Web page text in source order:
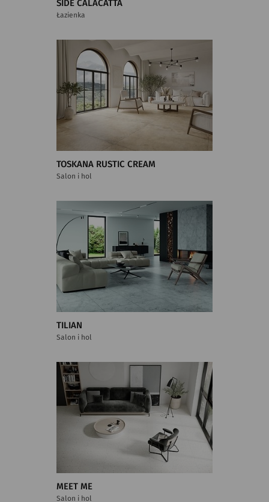
SIDE CALACATTA
Łazienka
TOSKANA RUSTIC CREAM
Salon i hol
TILIAN
Salon i hol
MEET ME
Salon i hol